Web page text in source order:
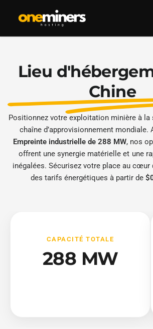
Lieu
Chine
Positionnez votre exploitation minière à la
chaîne d’approvisionnement mondiale.
Empreinte industrielle de 288 MW, nos
offrent une synergie matérielle et une
inégalées. Sécurisez votre place au cœur
des tarifs énergétiques à partir de
CAPACITÉ TOTALE
288 MW